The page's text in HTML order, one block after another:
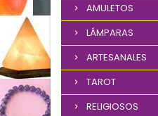
AMULETOS
LÁMPARAS
ARTESANALES
TAROT
RELIGIOSOS